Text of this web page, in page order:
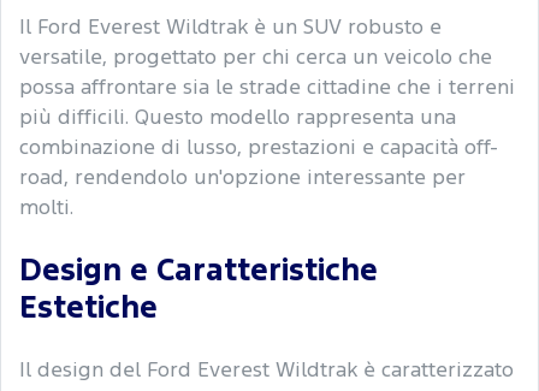
Il Ford Everest Wildtrak è un SUV robusto e
versatile, progettato per chi cerca un veicolo che
possa affrontare sia le strade cittadine che i terreni
più difficili. Questo modello rappresenta una
combinazione di lusso, prestazioni e capacità off-
road, rendendolo un'opzione interessante per
molti.
Design e Caratteristiche
Estetiche
Il design del Ford Everest Wildtrak è caratterizzato